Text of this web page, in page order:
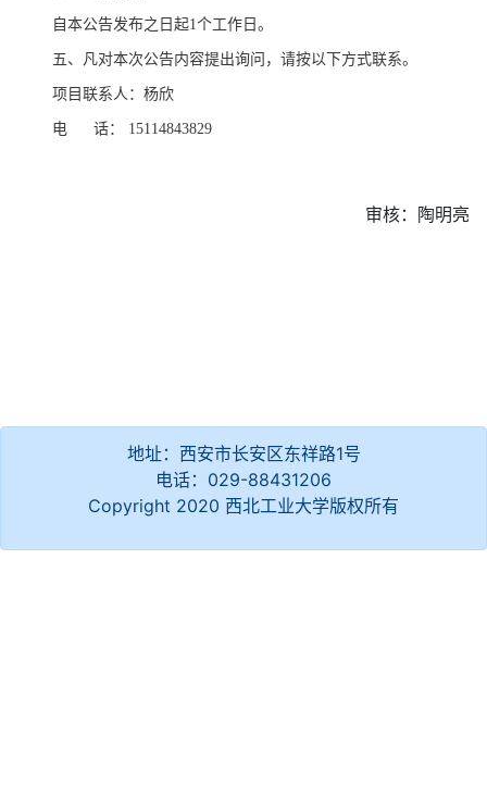
自本公告发布之日起1个工作日。
五、凡对本次公告内容提出询问，请按以下方式联系。
项目联系人：杨欣
电 话： 15114843829
审核：陶明亮
地址：西安市长安区东祥路1号
电话：029-88431206
Copyright 2020 西北工业大学版权所有